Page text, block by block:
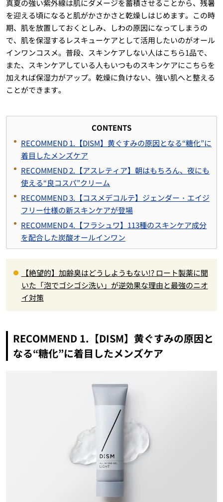
真夏の強い紫外線は肌にダメージを蓄積させることから、残暑
を迎える頃になると肌がかさかさと乾燥しはじめます。この時
期、肌を放置しておくとしみ、しわの原因になってしまうの
で、肌を保湿するレスキューケアとして活用したいのがオール
インワンコスメ。普段、スキンケアしない人はこちら1品で、
また、スキンケアしている人もいつものスキンケアにこちらを
加えれば保湿力がアップ。乾燥に負けない、強い肌へと整える
ことができます。
CONTENTS
RECOMMEND 1.【DISM】黄ぐすみの原因となる“糖化”に
着目したメンズケア
RECOMMEND 2.【アスレティア】朝はもちろん、夜にも
使える“良コスパ”クリーム
RECOMMEND 3.【コスメデコルテ】ジェンダー・エイジ
フリー仕様の新スキンケアが登場
RECOMMEND 4.【フラシュワ】113種のスキンケア成分
を配合した炭酸オールインワン
【絶望的】加齢臭はどうしようもない!? ロート製薬に聞
いた「泡でゴシゴシ洗い」が逆効果な理由と最強のニオ
イ対策
RECOMMEND 1.【DISM】黄ぐすみの原因と
なる“糖化”に着目したメンズケア